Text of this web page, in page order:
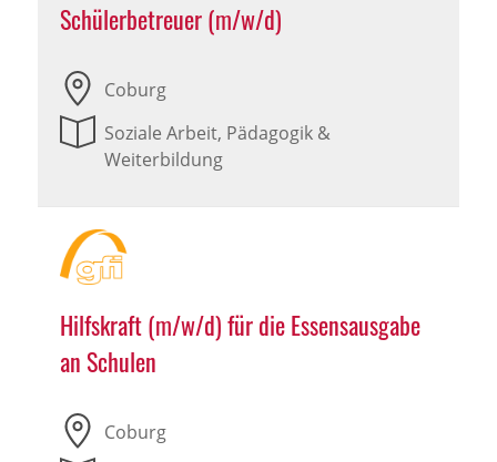
Schülerbetreuer (m/w/d)
Coburg
Soziale Arbeit, Pädagogik &
Weiterbildung
Hilfskraft (m/w/d) für die Essensausgabe
an Schulen
Coburg